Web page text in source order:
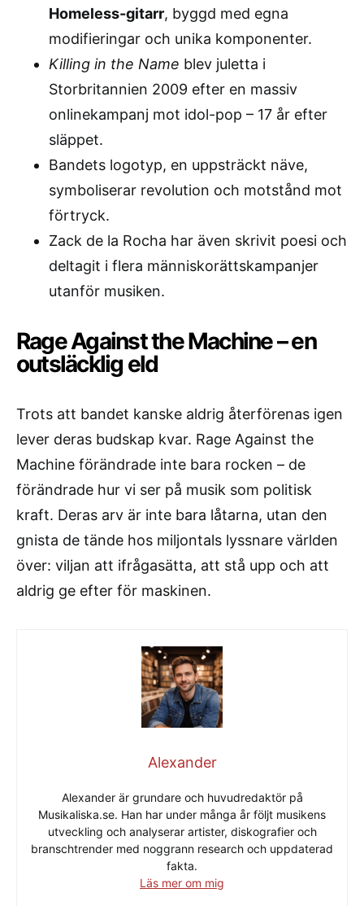
Homeless-gitarr, byggd med egna
modifieringar och unika komponenter.
Killing in the Name blev juletta i
Storbritannien 2009 efter en massiv
onlinekampanj mot idol-pop – 17 år efter
släppet.
Bandets logotyp, en uppsträckt näve,
symboliserar revolution och motstånd mot
förtryck.
Zack de la Rocha har även skrivit poesi och
deltagit i flera människorättskampanjer
utanför musiken.
Rage Against the Machine – en
outsläcklig eld
Trots att bandet kanske aldrig återförenas igen
lever deras budskap kvar. Rage Against the
Machine förändrade inte bara rocken – de
förändrade hur vi ser på musik som politisk
kraft. Deras arv är inte bara låtarna, utan den
gnista de tände hos miljontals lyssnare världen
över: viljan att ifrågasätta, att stå upp och att
aldrig ge efter för maskinen.
Alexander
Alexander är grundare och huvudredaktör på
Musikaliska.se. Han har under många år följt musikens
utveckling och analyserar artister, diskografier och
branschtrender med noggrann research och uppdaterad
fakta.
Läs mer om mig